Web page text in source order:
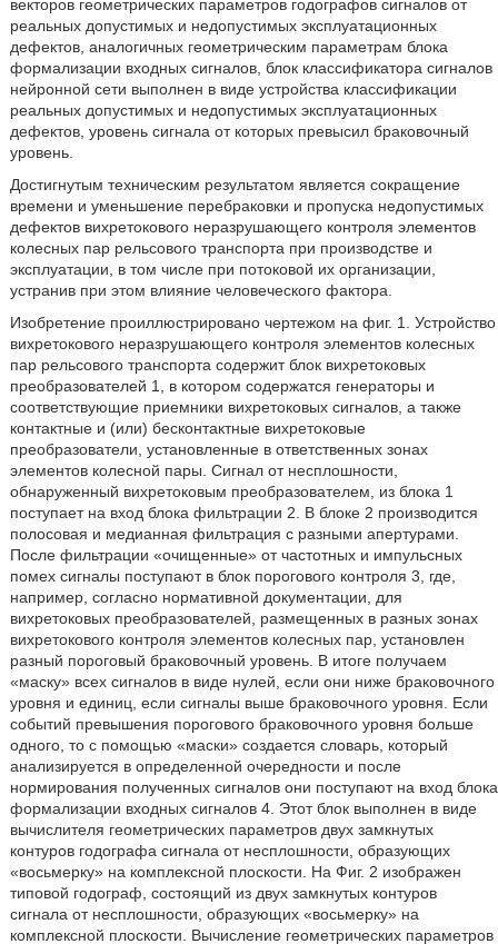
векторов геометрических параметров годографов сигналов от
реальных допустимых и недопустимых эксплуатационных
дефектов, аналогичных геометрическим параметрам блока
формализации входных сигналов, блок классификатора сигналов
нейронной сети выполнен в виде устройства классификации
реальных допустимых и недопустимых эксплуатационных
дефектов, уровень сигнала от которых превысил браковочный
уровень.
Достигнутым техническим результатом является сокращение
времени и уменьшение перебраковки и пропуска недопустимых
дефектов вихретокового неразрушающего контроля элементов
колесных пар рельсового транспорта при производстве и
эксплуатации, в том числе при потоковой их организации,
устранив при этом влияние человеческого фактора.
Изобретение проиллюстрировано чертежом на фиг. 1. Устройство
вихретокового неразрушающего контроля элементов колесных
пар рельсового транспорта содержит блок вихретоковых
преобразователей 1, в котором содержатся генераторы и
соответствующие приемники вихретоковых сигналов, а также
контактные и (или) бесконтактные вихретоковые
преобразователи, установленные в ответственных зонах
элементов колесной пары. Сигнал от несплошности,
обнаруженный вихретоковым преобразователем, из блока 1
поступает на вход блока фильтрации 2. В блоке 2 производится
полосовая и медианная фильтрация с разными апертурами.
После фильтрации «очищенные» от частотных и импульсных
помех сигналы поступают в блок порогового контроля 3, где,
например, согласно нормативной документации, для
вихретоковых преобразователей, размещенных в разных зонах
вихретокового контроля элементов колесных пар, установлен
разный пороговый браковочный уровень. В итоге получаем
«маску» всех сигналов в виде нулей, если они ниже браковочного
уровня и единиц, если сигналы выше браковочного уровня. Если
событий превышения порогового браковочного уровня больше
одного, то с помощью «маски» создается словарь, который
анализируется в определенной очередности и после
нормирования полученных сигналов они поступают на вход блока
формализации входных сигналов 4. Этот блок выполнен в виде
вычислителя геометрических параметров двух замкнутых
контуров годографа сигнала от несплошности, образующих
«восьмерку» на комплексной плоскости. На Фиг. 2 изображен
типовой годограф, состоящий из двух замкнутых контуров
сигнала от несплошности, образующих «восьмерку» на
комплексной плоскости. Вычисление геометрических параметров